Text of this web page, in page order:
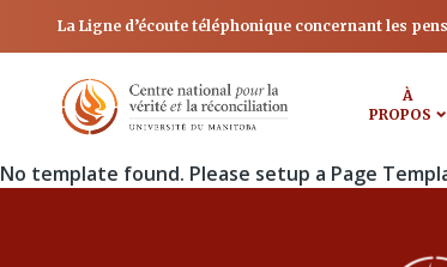
La Ligne d’écoute téléphonique concernant les
À
PROPOS
No template found. Please setup a Page